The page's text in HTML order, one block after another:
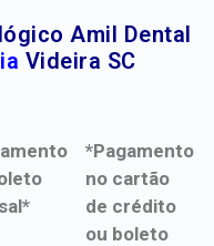
Amil Dental
Videira SC
*Pagamento
no cartão
de crédito
ou boleto